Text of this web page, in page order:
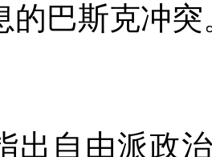
的巴斯克冲突
出自由派政